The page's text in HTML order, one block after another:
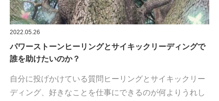
2022.05.26
パワーストーンヒーリングとサイキックリーディングで
誰を助けたいのか？
自分に投げかけている質問ヒーリングとサイキックリー
ディング、好きなことを仕事にできるのが何よりうれし